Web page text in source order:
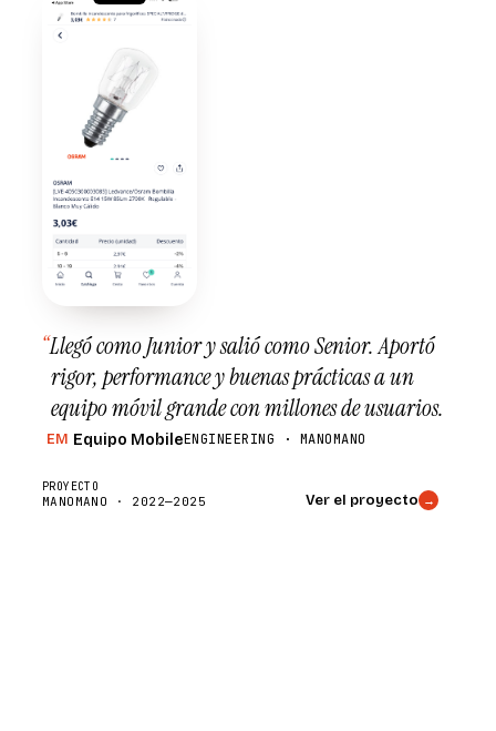
“Llegó como Junior y salió como Senior. Aportó
rigor, performance y buenas prácticas a un
equipo móvil grande con millones de usuarios.
EM Equipo MobileENGINEERING · MANOMANO
PROYECTO
MANOMANO · 2022—2025 Ver el proyecto →